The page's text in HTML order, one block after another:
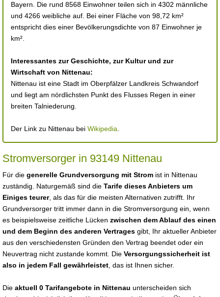
Bayern. Die rund 8568 Einwohner teilen sich in 4302 männliche
und 4266 weibliche auf. Bei einer Fläche von 98,72 km²
entspricht dies einer Bevölkerungsdichte von 87 Einwohner je
km².
Interessantes zur Geschichte, zur Kultur und zur
Wirtschaft von Nittenau:
Nittenau ist eine Stadt im Oberpfälzer Landkreis Schwandorf
und liegt am nördlichsten Punkt des Flusses Regen in einer
breiten Talniederung.
Der Link zu Nittenau bei Wikipedia
Stromversorger in 93149 Nittenau
Für die generelle Grundversorgung mit Strom ist in Nittenau
zuständig. Naturgemäß sind die Tarife dieses Anbieters um
Einiges teurer, als das für die meisten Alternativen zutrifft. Ihr
Grundversorger tritt immer dann in die Stromversorgung ein, wenn
es beispielsweise zeitliche Lücken zwischen dem Ablauf des einen
und dem Beginn des anderen Vertrages gibt, Ihr aktueller Anbieter
aus den verschiedensten Gründen den Vertrag beendet oder ein
Neuvertrag nicht zustande kommt. Die Versorgungssicherheit ist
also in jedem Fall gewährleistet , das ist Ihnen sicher.
Die aktuell 0 Tarifangebote in Nittenau unterscheiden sich